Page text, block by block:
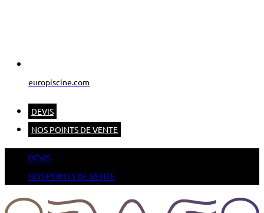
europiscine.com
DEVIS
NOS POINTS DE VENTE
DEVIS
NOS POINTS DE VENTE